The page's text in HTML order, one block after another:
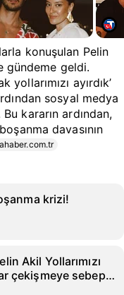
konuşulan Pelin
gündeme geldi.
ayırdık’
sosyal medya
Bu kararın ardından,
davasının
ahaber.com.tr
krizi!
Akil Yollarımızı
çekişmeye sebep